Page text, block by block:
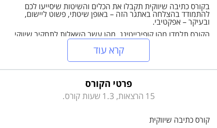
בקורס כתיבה שיווקית תקבלו את הכלים והשיטות שיסייעו לכם
להתמודד בהצלחה באתגר הזה – באופן שיטתי, פשוט ליישום,
ובעיקר – אפקטיבי.
הקורס תלמדו מהו קופירייטינג, מהן עשר השאלות לתחקיר שיווקי,
מה יניע את הלקוח לפעולה, באילו מילים מותר להשתמש ובאילו
אסור, כיצד גולשים באמת קוראים טקסט באינטרנט ושלל עצות
וסודות לכתיבה שיווקית נכונה.
בסיומו של הקורס תדעו כיצד ליצור מסרים שיווקיים משכנעים,
קרא עוד
פרטי הקורס
15 הרצאות, 1.3 שעות קורס.
קורס כתיבה שיווקית